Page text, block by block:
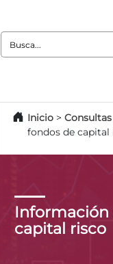
Busca:
Inicio >
fondos de capital
Información
capital risco